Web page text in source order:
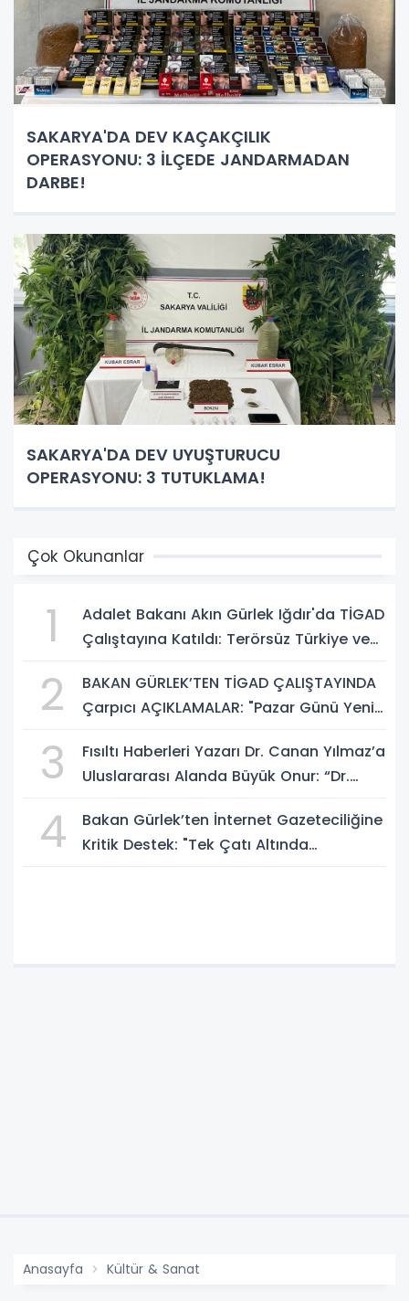
SAKARYA'DA DEV KAÇAKÇILIK
OPERASYONU: 3 İLÇEDE JANDARMADAN
DARBE!
SAKARYA'DA DEV UYUŞTURUCU
OPERASYONU: 3 TUTUKLAMA!
Çok Okunanlar
1
Adalet Bakanı Akın Gürlek Iğdır'da TİGAD
Çalıştayına Katıldı: Terörsüz Türkiye ve
2
BAKAN GÜRLEK’TEN TİGAD ÇALIŞTAYINDA
Çarpıcı AÇIKLAMALAR: "Pazar Günü Yeni
3
Fısıltı Haberleri Yazarı Dr. Canan Yılmaz’a
Uluslararası Alanda Büyük Onur: “Dr.
4
Bakan Gürlek’ten İnternet Gazeteciliğine
Kritik Destek: "Tek Çatı Altında
Anasayfa Kültür & Sanat